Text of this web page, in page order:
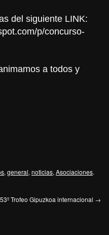
del siguiente LINK:
p/concurso-
a todos y
,general,noticias,Asociaciones.
53º Trofeo Gipuzkoa internacional →